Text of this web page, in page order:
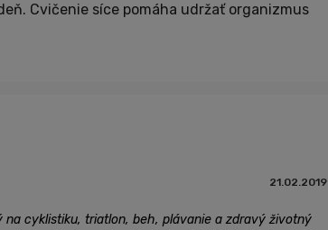
Cvičenie síce pomáha udržať organizmus
21.02.2019
na cyklistiku, triatlon, beh, plávanie a zdravý životný